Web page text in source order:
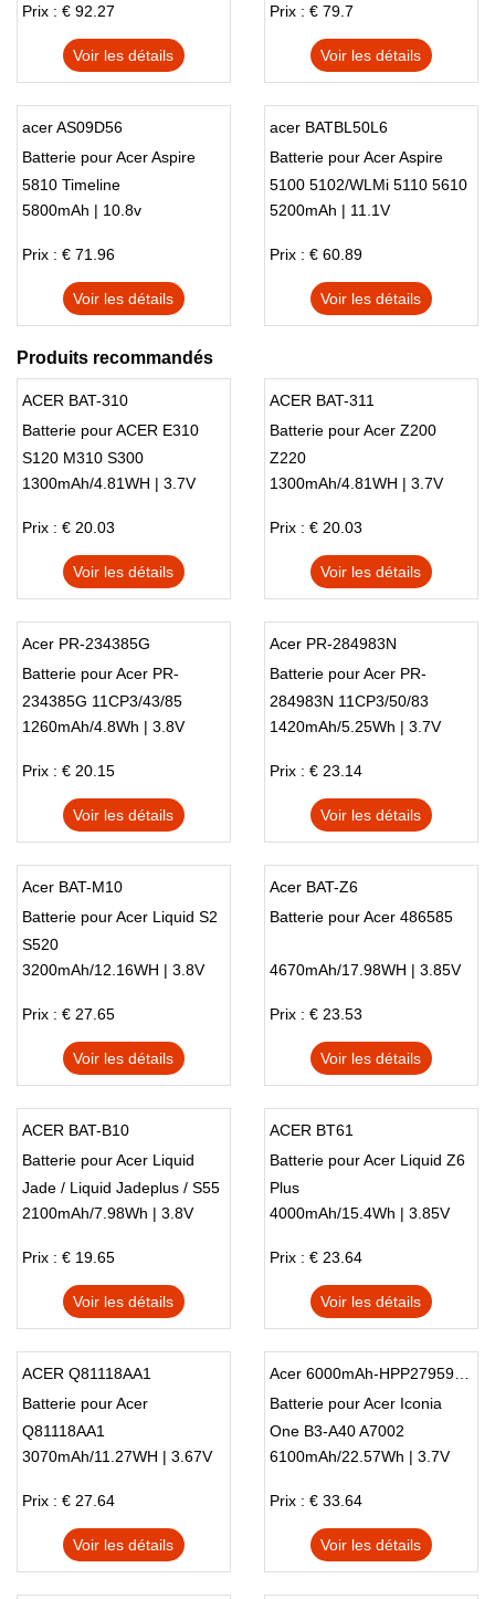
Prix : € 92.27
Voir les détails
Prix : € 79.7
Voir les détails
acer AS09D56
Batterie pour Acer Aspire
5810 Timeline
5800mAh | 10.8v
Prix : € 71.96
Voir les détails
acer BATBL50L6
Batterie pour Acer Aspire
5100 5102/WLMi 5110 5610
5612/WLMi
5200mAh | 11.1V
Prix : € 60.89
Voir les détails
Produits recommandés
ACER BAT-310
Batterie pour ACER E310
S120 M310 S300
1300mAh/4.81WH | 3.7V
Prix : € 20.03
Voir les détails
ACER BAT-311
Batterie pour Acer Z200
Z220
1300mAh/4.81WH | 3.7V
Prix : € 20.03
Voir les détails
Acer PR-234385G
Batterie pour Acer PR-
234385G 11CP3/43/85
1260mAh/4.8Wh | 3.8V
Prix : € 20.15
Voir les détails
Acer PR-284983N
Batterie pour Acer PR-
284983N 11CP3/50/83
1420mAh/5.25Wh | 3.7V
Prix : € 23.14
Voir les détails
Acer BAT-M10
Batterie pour Acer Liquid S2
S520
3200mAh/12.16WH | 3.8V
Prix : € 27.65
Voir les détails
Acer BAT-Z6
Batterie pour Acer 486585
4670mAh/17.98WH | 3.85V
Prix : € 23.53
Voir les détails
ACER BAT-B10
Batterie pour Acer Liquid
Jade / Liquid Jadeplus / S55
2100mAh/7.98Wh | 3.8V
Prix : € 19.65
Voir les détails
ACER BT61
Batterie pour Acer Liquid Z6
Plus
4000mAh/15.4Wh | 3.85V
Prix : € 23.64
Voir les détails
ACER Q81118AA1
Batterie pour Acer
Q81118AA1
3070mAh/11.27WH | 3.67V
Prix : € 27.64
Voir les détails
Batterie pour Acer Iconia
One B3-A40 A7002
6100mAh/22.57Wh | 3.7V
Prix : € 33.64
Voir les détails